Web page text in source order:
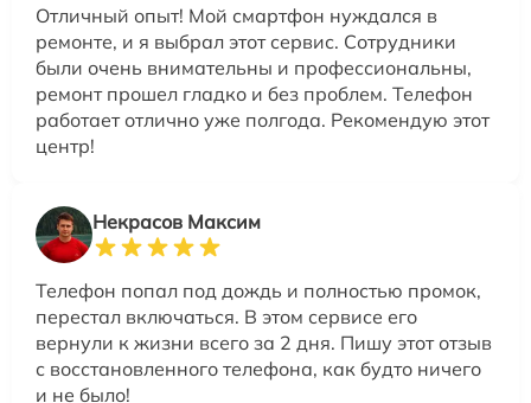
Отличный опыт! Мой смартфон нуждался в
ремонте, и я выбрал этот сервис. Сотрудники
были очень внимательны и профессиональны,
ремонт прошел гладко и без проблем. Телефон
работает отлично уже полгода. Рекомендую этот
центр!
Некрасов Максим
Телефон попал под дождь и полностью промок,
перестал включаться. В этом сервисе его
вернули к жизни всего за 2 дня. Пишу этот отзыв
с восстановленного телефона, как будто ничего
и не было!